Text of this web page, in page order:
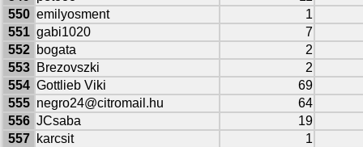
550 emilyosment
1
551 gabi1020
7
552
bogata
2
553
Brezovszki
2
554 Gottlieb Viki
69
555 negro24@citromail.hu
64
556 JCsaba
19
557
karcsit
1